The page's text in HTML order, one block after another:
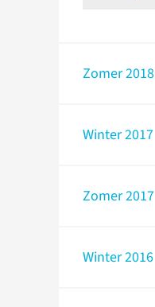
Zomer 2018
Winter 2017
Zomer 2017
Winter 2016